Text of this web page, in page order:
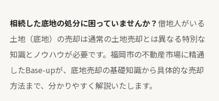
相続した底地の処分に困っていませんか？ 借地人がいる
土地（底地）の売却は通常の土地売却とは異なる特別な
知識とノウハウが必要です。福岡市の不動産市場に精通
したBase-upが、底地売却の基礎知識から具体的な売却
方法まで、分かりやすく解説いたします。